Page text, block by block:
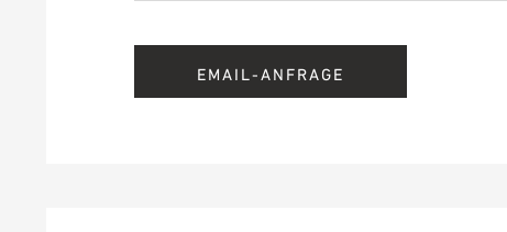
EMAIL-ANFRAGE